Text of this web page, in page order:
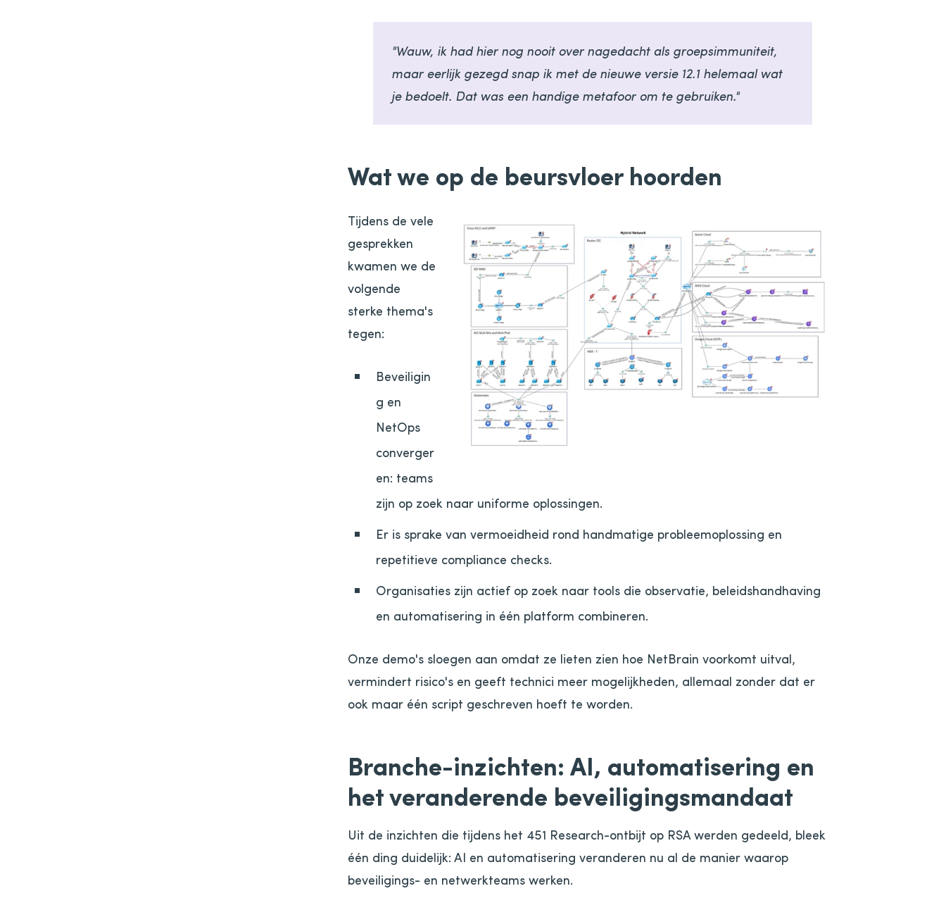
"Wauw, ik had hier nog nooit over nagedacht als groepsimmuniteit,
maar eerlijk gezegd snap ik met de nieuwe versie 12.1 helemaal wat
je bedoelt. Dat was een handige metafoor om te gebruiken."
Wat we op de beursvloer hoorden
Tijdens de vele
gesprekken
kwamen we de
volgende
sterke thema's
tegen:
Beveiligin
g en
NetOps
converger
en: teams
zijn op zoek naar uniforme oplossingen.
Er is sprake van vermoeidheid rond handmatige probleemoplossing en
repetitieve compliance checks.
Organisaties zijn actief op zoek naar tools die observatie, beleidshandhaving
en automatisering in één platform combineren.
Onze demo's sloegen aan omdat ze lieten zien hoe NetBrain voorkomt uitval,
vermindert risico's en geeft technici meer mogelijkheden, allemaal zonder dat er
ook maar één script geschreven hoeft te worden.
Branche-inzichten: AI, automatisering en
het veranderende beveiligingsmandaat
Uit de inzichten die tijdens het 451 Research-ontbijt op RSA werden gedeeld, bleek
één ding duidelijk: AI en automatisering veranderen nu al de manier waarop
beveiligings- en netwerkteams werken.